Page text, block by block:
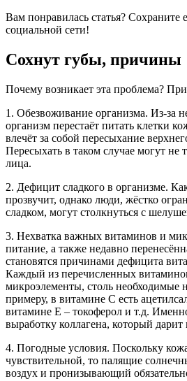
Вам понравилась статья? Сохраните
социальной сети!
Сохнут губы, причины
Почему возникает эта проблема?
1. Обезвоживание организма. Из-за
организм перестаёт питать клетки
влечёт за собой пересыхание
Пересыхать в таком случае могут не
лица.
2. Дефицит сладкого в организме.
прозвучит, однако люди, жёстко
сладком, могут столкнуться с
3. Нехватка важных витаминов и
питание, а также недавно
становятся причинами дефицита
Каждый из перечисленных
микроэлементы, столь необходимые
примеру, в витамине С есть
витамине Е – токоферол и т.д.
выработку коллагена, который
4. Погодные условия. Поскольку
чувствительной, то палящие
воздух и пронизывающий